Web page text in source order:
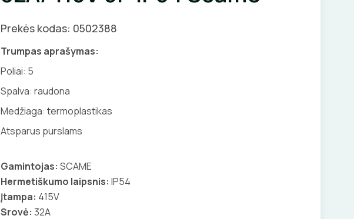
Prekės kodas: 0502388
Trumpas aprašymas:
Poliai: 5
Spalva: raudona
Medžiaga: termoplastikas
Atsparus purslams
Gamintojas: SCAME
Hermetiškumo laipsnis: IP54
Įtampa: 415V
Srovė: 32A